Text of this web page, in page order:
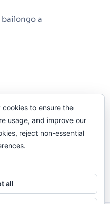
a
tener teléfono, que
to ensure the
usage, and improve our
reject non-essential
all